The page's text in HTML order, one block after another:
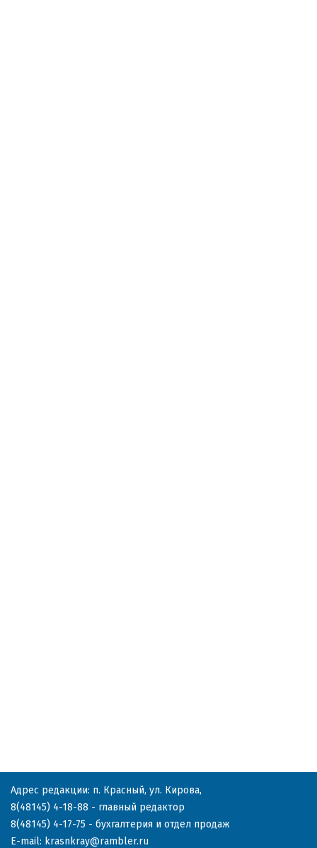
Адрес редакции: п. Красный, ул. Кирова,
8(48145) 4-18-88 - главный редактор
8(48145) 4-17-75 - бухгалтерия и отдел продаж
E-mail: krasnkray@rambler.ru